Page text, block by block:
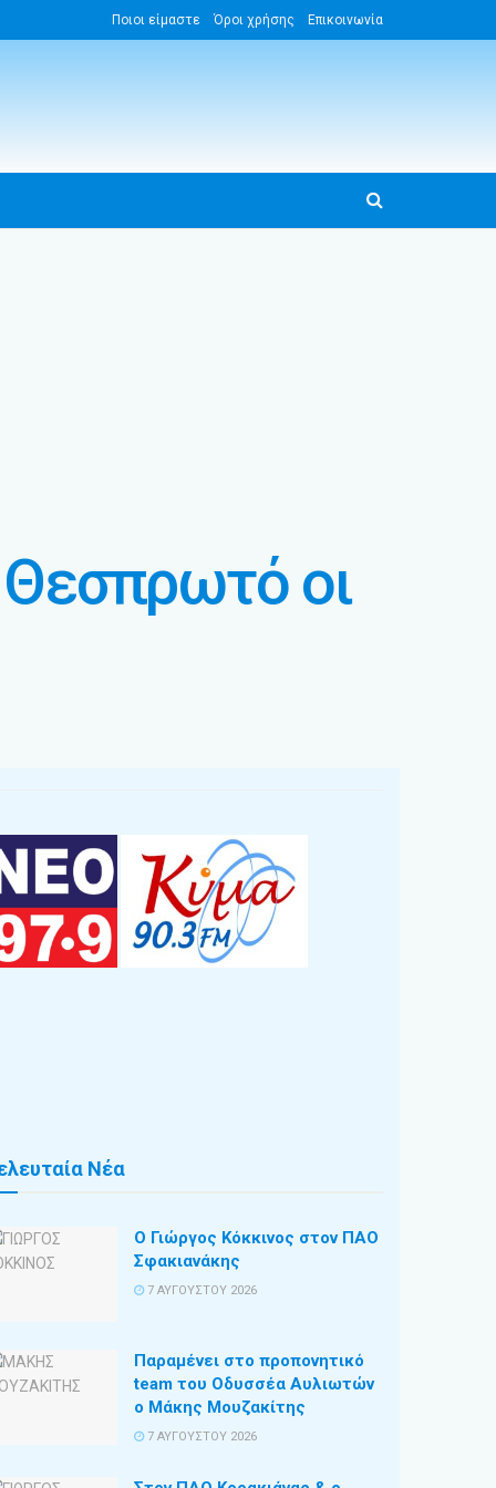
Ποιοι είμαστε Όροι χρήσης Επικοινωνία
οι
Νέα
Ο Γιώργος Κόκκινος στον ΠΑΟ
Σφακιανάκης
7 ΑΥΓΟΎΣΤΟΥ 2026
Παραμένει στο προπονητικό
team του Οδυσσέα Αυλιωτών
ο Μάκης Μουζακίτης
7 ΑΥΓΟΎΣΤΟΥ 2026